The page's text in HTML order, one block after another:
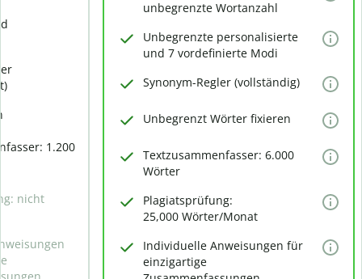
1.200
nicht
unbegrenzte Wortanzahl
Unbegrenzte personalisierte
und 7 vordefinierte Modi
Synonym-Regler (vollständig)
Unbegrenzt Wörter fixieren
Textzusammenfasser: 6.000
Wörter
Plagiatsprüfung:
25,000 Wörter/Monat
Individuelle Anweisungen für
einzigartige